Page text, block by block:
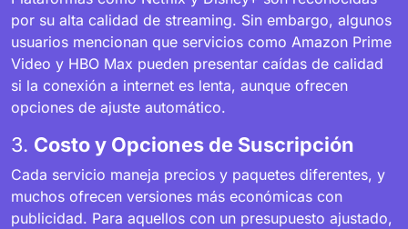
por su alta calidad de streaming. Sin embargo, algunos
usuarios mencionan que servicios como Amazon Prime
Video y HBO Max pueden presentar caídas de calidad
si la conexión a internet es lenta, aunque ofrecen
opciones de ajuste automático.
3. Costo y Opciones de Suscripción
Cada servicio maneja precios y paquetes diferentes, y
muchos ofrecen versiones más económicas con
publicidad. Para aquellos con un presupuesto ajustado,